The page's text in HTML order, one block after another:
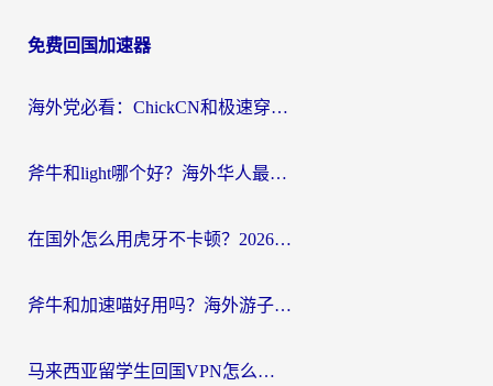
导
免费回国加速器
海外党必看：ChickCN和极速穿梭VPN好用吗？3招教你选对回国加速器无缝刷国内资源
斧牛和light哪个好？海外华人最关心的回国加速器选择难题，一篇讲透
在国外怎么用虎牙不卡顿？2026海外华人亲测有效的回国加速器选择指南
斧牛和加速喵好用吗？海外游子的真实选择困境
马来西亚留学生回国VPN怎么选？3个避坑点+1款实测好用的加速器推荐